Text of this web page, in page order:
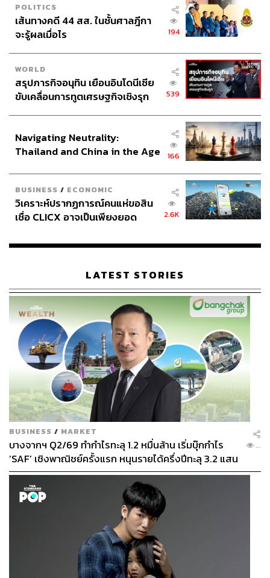
4 คำถามคาใจสังคม หลังทลายเครือข่ายมือปืน
แม้เจ้าหน้าที่จะสามารถปิดจ๊อบจับกุมผู้ต้องหาในทีมปฏิบัติ
การได้ครบทั้ง 5 คน ทว่าสังคมยังคงมีข้อสงสัยและตั้งคำถาม
ตัวโตๆ ในหลายประเด็นสำคัญ
ใครคือผู้บงการตัวจริง? เนื่องจาก สส.กมลศักดิ์ ไม่เคย
รู้จักกับกลุ่มผู้ก่อเหตุมาก่อน คดีนี้จึงมีลักษณะของการ
รับจ้างวานฆ่าอย่างชัดเจน สังคมจึงตั้งคำถามว่า ใคร
คือ ผู้บงการ หรือ ตอใหญ่ ที่คอยบงการอยู่เบื้องหลัง
เหตุการณ์อุกอาจนี้ ซึ่ง ณ ปัจจุบัน การสอบสวนของเจ้า
หน้าที่ยังคงขยายผลไปไม่ถึงตัวผู้จ้างวานรายดังกล่าว
ความเกี่ยวข้องและช่องโหว่ของหน่วยงานรัฐ
(กอ.รมน.) การที่กลุ่มคนร้ายสามารถนำรถยนต์ของ
ก่อให้เกิดวิกฤตศรัทธาต่อหน่วยงานด้านความมั่นคง
รัฐให้ความร่วมมือหรือให้การสนับสนุนการก่อเหตุใน
ครั้งนี้ด้วยหรือไม่ และทรัพยากรของรัฐที่ควรมีไว้เพื่อ
ดูแลความมั่นคง กลับถูกนำมาใช้เพื่อประทุษร้าย
ประชาชนเสียเอง
มูลเหตุจูงใจที่แท้จริงคืออะไร? แม้ผู้ต้องหาจะพยายาม
ให้การในลักษณะเบี่ยงเบนประเด็น แต่ด้วยรูปแบบการ
ทำงานที่เป็นระบบในระดับมืออาชีพ ทำให้สังคมเกิดข้อ
กังขาว่ามูลเหตุที่แท้จริงของการลอบสังหารคืออะไรกัน
แน่ มีความสงสัยว่า อาจเป็นเพราะบทบาทการทำงาน
ด้านสิทธิมนุษยชนของ สส.กมลศักดิ์ เข้าไปขัดผล
ประโยชน์ของกลุ่มผู้มีอิทธิพล หรืออาจมีนัยแอบแฝง
ทางการเมือง ตลอดจนความขัดแย้งเชิงนโยบายใน
พื้นที่ชายแดนใต้ ซึ่งอาจเป็นแรงขับเคลื่อนสำคัญที่ซ่อน
อยู่เบื้องหลังเหตุการณ์นี้
ระบบการควบคุมดูแลอดีตกำลังพลทหาร สังคมเกิดข้อ
สงสัยอย่างหนักเกี่ยวกับระบบการบริหารจัดการอดีต
ทหารและกองกำลังรบพิเศษ ซึ่งบุคคลเหล่านี้ล้วนมี
ความเชี่ยวชาญด้านอาวุธในระดับสูง ว่าระบบมีช่อง
โหว่ตรงจุดใด จึงทำให้คนกลุ่มนี้สามารถผันตัวมาเป็น
มือปืนรับจ้าง ได้ ประเด็นนี้นำไปสู่ข้อเสนอแนะว่า
กองทัพมีความจำเป็นอย่างยิ่งที่จะต้องมีมาตรการใน
POLITICS
เส้นทางคดี 44 สส. ในชั้นศาลฎีกา
จะรู้ผลเมื่อไร
194
WORLD
สรุปภารกิจอนุทิน เยือนอินโดนีเซีย
ขับเคลื่อนการทูตเศรษฐกิจเชิงรุก
539
Navigating Neutrality:
Thailand and China in the Age
166
BUSINESS / ECONOMIC
วิเคราะห์ปรากฏการณ์คนแห่ขอสิน
เชื่อ CLICX อาจเป็นเพียงยอด
เรือนไทยที่ถูกซุกไว้
2.6K
LATEST STORIES
BUSINESS / MARKET
บางจากฯ Q2/69 ทำกำไรทะลุ 1.2 หมื่นล้าน เริ่มบุ๊กกำไร
‘SAF’ เชิงพาณิชย์ครั้งแรก หนุนรายได้ครึ่งปีทะลุ 3.2 แสน
ล้าน
...